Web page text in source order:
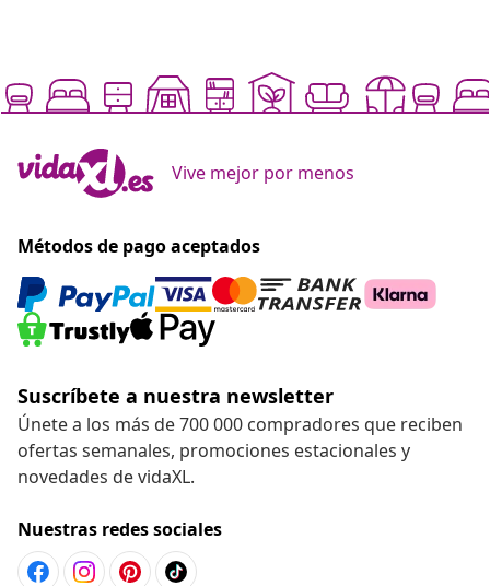
Vive mejor por menos
Métodos de pago aceptados
Suscríbete a nuestra newsletter
Únete a los más de 700 000 compradores que reciben
ofertas semanales, promociones estacionales y
novedades de vidaXL.
Nuestras redes sociales